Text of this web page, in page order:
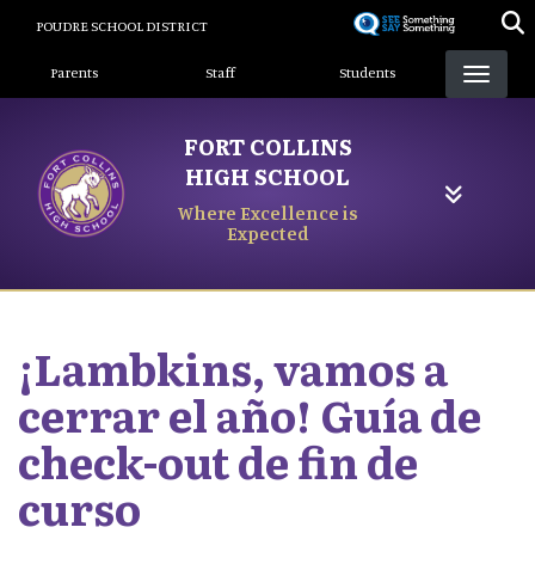
content
POUDRE SCHOOL DISTRICT
Landing Page Menu
Parents Staff Students
FORT COLLINS
HIGH SCHOOL
Where Excellence is
Expected
¡Lambkins, vamos a
cerrar el año! Guía de
check-out de fin de
curso